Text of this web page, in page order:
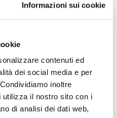
Informazioni sui cookie
contenuti ed
dei social media e per
inoltre
utilizza il nostro sito con i
di analisi dei dati web,
a livello globale di
cover-holder cresciuti